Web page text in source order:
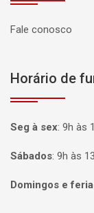
Fale conosco
Horário de
Seg à sex: 9h às
Sábados: 9h às
Domingos e